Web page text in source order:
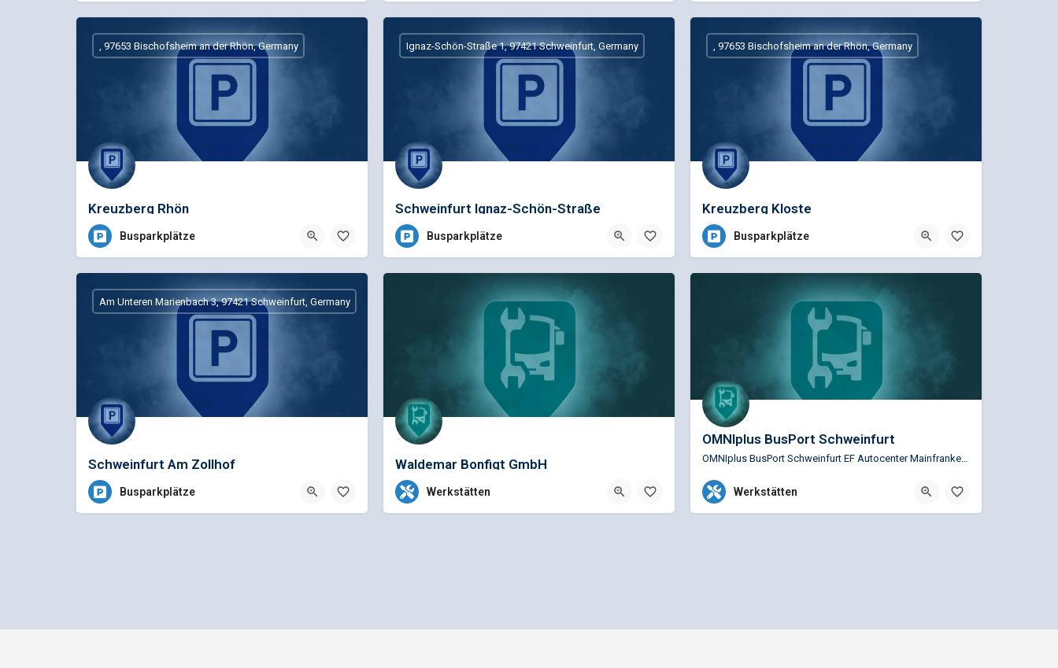
Kreuzberg Rhön
, 97653 Bischofsheim an der Rhön, Germany
Busparkplätze
Schweinfurt Ignaz-Schön-Straße
Ignaz-Schön-Straße 1, 97421 Schweinfurt, Germany
Busparkplätze
Kreuzberg Kloste
, 97653 Bischofsheim an der Rhön, Germany
Busparkplätze
Schweinfurt Am Zollhof
Am Unteren Marienbach 3, 97421 Schweinfurt, Germany
Busparkplätze
Waldemar Bonfigt GmbH
0049 972190091
Werkstätten
OMNIplus BusPort Schweinfurt
OMNIplus BusPort Schweinfurt EF Autocenter Mainfranken GmbH Service Busspezifische Reparaturen für…
+49 9721 934 0
Werkstätten